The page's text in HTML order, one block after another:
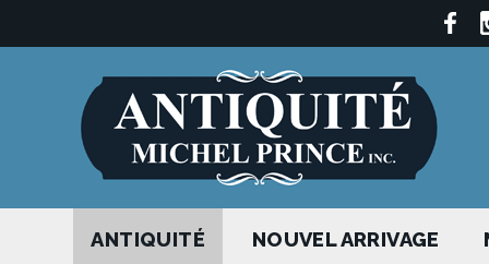
ANTIQUITÉ NOUVEL ARRIVAGE